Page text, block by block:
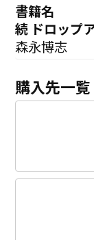
書籍名
続 ドロップ
森永博志
購入先一覧